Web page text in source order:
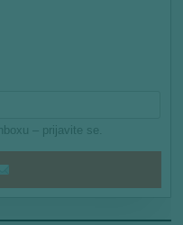
– prijavite se.